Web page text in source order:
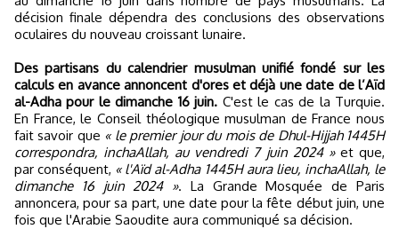
décision finale dépendra des conclusions des observations
oculaires du nouveau croissant lunaire.
Des partisans du calendrier musulman unifié fondé sur les
calculs en avance annoncent d'ores et déjà une date de l’Aïd
al-Adha pour le dimanche 16 juin. C'est le cas de la Turquie.
En France, le Conseil théologique musulman de France nous
fait savoir que « le premier jour du mois de Dhul-Hijjah 1445H
correspondra, inchaAllah, au vendredi 7 juin 2024 »et que,
par conséquent, « l'Aïd al-Adha 1445H aura lieu, inchaAllah, le
dimanche 16 juin 2024 ». La Grande Mosquée de Paris
annoncera, pour sa part, une date pour la fête début juin, une
fois que l'Arabie Saoudite aura communiqué sa décision.